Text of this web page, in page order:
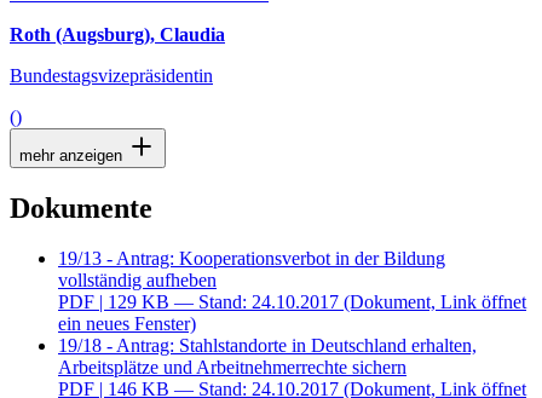
Roth (Augsburg), Claudia
Bundestagsvizepräsidentin
()
mehr anzeigen
Dokumente
19/13 - Antrag: Kooperationsverbot in der Bildung
vollständig aufheben
PDF | 129 KB — Stand: 24.10.2017 (Dokument, Link öffnet
ein neues Fenster)
19/18 - Antrag: Stahlstandorte in Deutschland erhalten,
Arbeitsplätze und Arbeitnehmerrechte sichern
PDF | 146 KB — Stand: 24.10.2017 (Dokument, Link öffnet